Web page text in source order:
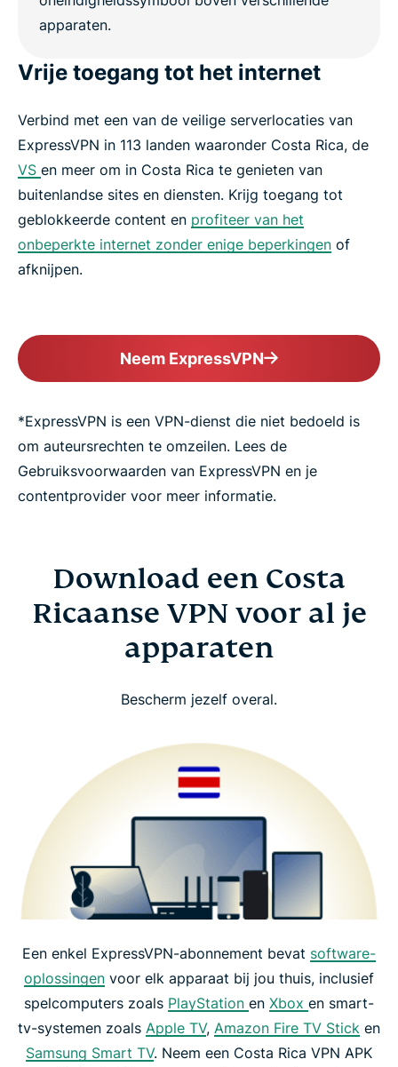
Vrije toegang tot het internet
Verbind met een van de veilige serverlocaties van
ExpressVPN in 113 landen waaronder Costa Rica, de
VS en meer om in Costa Rica te genieten van
buitenlandse sites en diensten. Krijg toegang tot
geblokkeerde content en profiteer van het
onbeperkte internet zonder enige beperkingen of
afknijpen.
Neem ExpressVPN
*ExpressVPN is een VPN-dienst die niet bedoeld is
om auteursrechten te omzeilen. Lees de
Gebruiksvoorwaarden van ExpressVPN en je
contentprovider voor meer informatie.
Download een Costa
Ricaanse VPN voor al je
apparaten
Bescherm jezelf overal.
Een enkel ExpressVPN-abonnement bevat software-
oplossingen voor elk apparaat bij jou thuis, inclusief
spelcomputers zoals PlayStation en Xbox en smart-
tv-systemen zoals Apple TV, Amazon Fire TV Stick en
Samsung Smart TV. Neem een Costa Rica VPN APK